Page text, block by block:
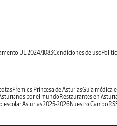
UE 2024/1083Condiciones de uso
Premios Princesa de AsturiasGuía médica
por el mundoRestaurantes en
escolar Asturias 2025-2026Nuestro Campo